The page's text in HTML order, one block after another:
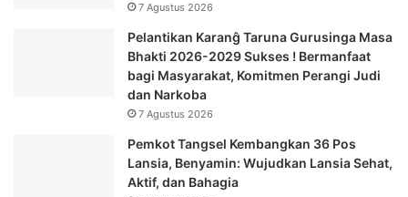
7 Agustus 2026
Pelantikan Karanĝ Taruna Gurusinga Masa
Bhakti 2026-2029 Sukses ! Bermanfaat
bagi Masyarakat, Komitmen Perangi Judi
dan Narkoba
7 Agustus 2026
Pemkot Tangsel Kembangkan 36 Pos
Lansia, Benyamin: Wujudkan Lansia Sehat,
Aktif, dan Bahagia